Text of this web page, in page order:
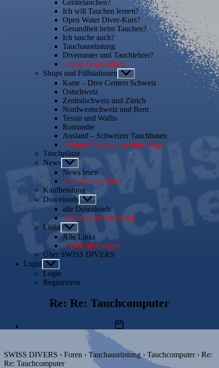
Gerätetauchen?
Ich will Tauchen lernen?
Open Water Diver-Kurs?
Gesundheit beim Tauchen?
Ich tauche auch?
Tauchausrüstung
Divemaster und Tauchlehrer?
+ neue Frage stellen
Shops und Füllstationen Untermenü
anzeigen
Karte – Dive Centers Schweiz
Ostschweiz
Zentralschweiz und Zürich
Nordwestschweiz und Bern
Tessin und Wallis
Romandie
Ausland – Schweizer Tauchbasen
+ Shops/Füllstationen hinzufügen
Tauchplätze
News Untermenü
anzeigen
News lesen
+ News einreichen
Kaufberatung
Downloads Untermenü
anzeigen
alle Downloads
+ Download einreichen
Links Untermenü
anzeigen
Alle Links
+ Link hinzufügen
Über SWISS DIVERS
Login Untermenü
anzeigen
Login
Registrieren
Re: Re: Tauchcomputer
Beitragsdatum
SWISS DIVERS › Foren › Tauchausrüstung › Tauchcomputer › Re:
Re: Tauchcomputer